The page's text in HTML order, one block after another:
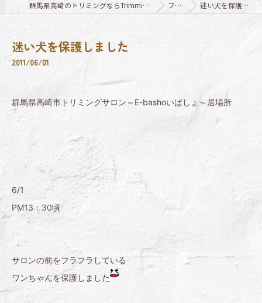
群馬県高崎のトリミングならTrimming Salon E-basho ブログ 迷い犬を保護しました
迷い犬を保護しました
2011/06/01
群馬県高崎市トリミングサロン～E-bashoいばしょ～居場所
6/1
PM13：30頃
サロンの前をフラフラしている
ワンちゃんを保護しました